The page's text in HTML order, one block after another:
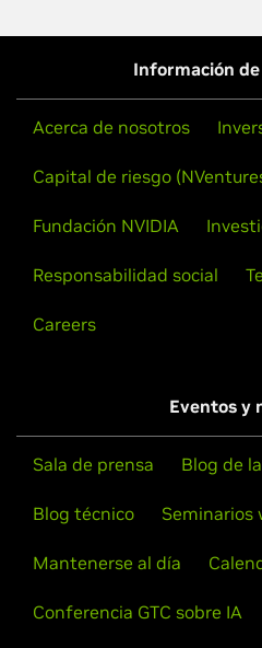
Información
Acerca de nosotros
Capital de riesgo
Fundación NVIDIA
Responsabilidad social
Careers
Eventos y
Sala de prensa Blog de
Blog técnico Seminarios
Mantenerse al día
Conferencia GTC sobre IA